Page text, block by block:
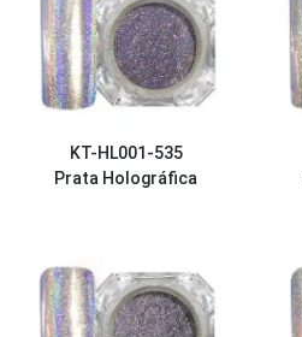
KT-HL001-535
Prata Holográfica